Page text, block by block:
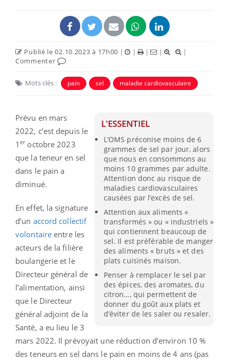
Publié le 02.10.2023 à 17h00 | | | |
|
Commenter
Mots clés : pain sel maladie cardiovasculaire
L'ESSENTIEL
L’OMS préconise moins de 6
grammes de sel par jour, alors
que nous en consommons au
moins 10 grammes par adulte.
Attention donc au risque de
maladies cardiovasculaires
causées par l’excès de sel.
Attention aux aliments «
transformés » ou « industriels »
qui contiennent beaucoup de
sel. Il est préférable de manger
des aliments « bruts » et des
plats cuisinés maison.
Penser à remplacer le sel par
des épices, des aromates, du
citron…, qui permettent de
donner du goût aux plats et
d’éviter de les saler ou resaler.
Prévu en mars
2022, c’est depuis le
1eroctobre 2023
que la teneur en sel
dans le pain a
diminué.
En effet, la signature
d’un accord collectif
volontaire entre les
acteurs de la filière
boulangerie et le
Directeur général de
l’alimentation, ainsi
que le Directeur
général adjoint de la
Santé, a eu lieu le 3
mars 2022. Il prévoyait une réduction d’environ 10 %
des teneurs en sel dans le pain en moins de 4 ans (pas